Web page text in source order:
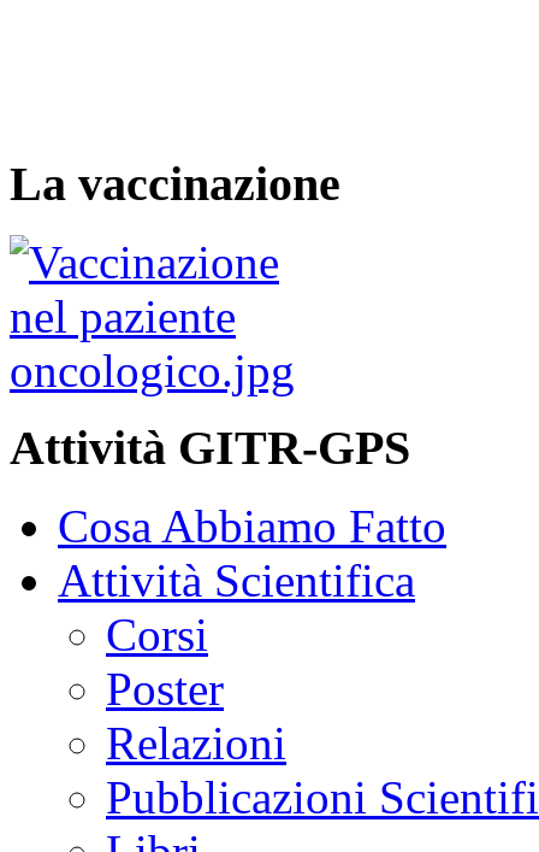
La vaccinazione
Attività GITR-GPS
Cosa Abbiamo Fatto
Attività Scientifica
Corsi
Poster
Relazioni
Pubblicazioni